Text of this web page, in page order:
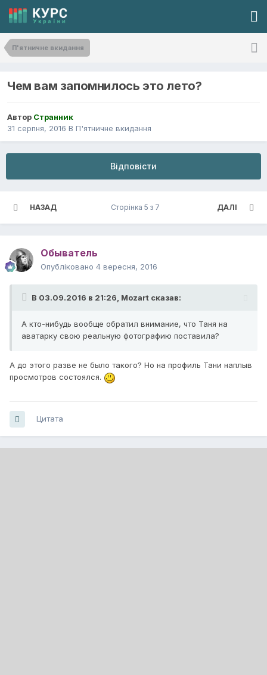
П'ятничне вкидання
Чем вам запомнилось это лето?
Автор Странник
31 серпня, 2016 В П'ятничне вкидання
Відповісти
НАЗАД ДАЛІ
Сторінка 5 з 7
Обыватель
Опубліковано 4 вересня, 2016
В 03.09.2016 в 21:26, Mozart сказав:
А кто-нибудь вообще обратил внимание, что Таня на
аватарку свою реальную фотографию поставила?
А до этого разве не было такого? Но на профиль Тани наплыв
просмотров состоялся.
Цитата